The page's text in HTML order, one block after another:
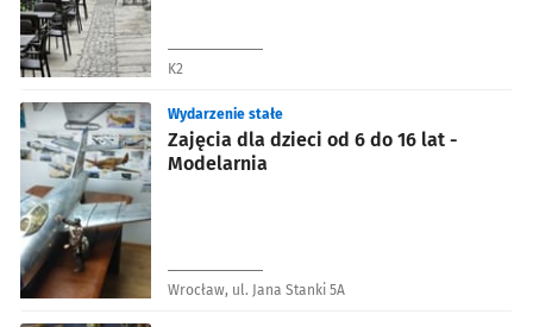
K2
Zajęcia dla dzieci od 6 do 16 lat -
Modelarnia
Wydarzenie stałe
Wrocław, ul. Jana Stanki 5A